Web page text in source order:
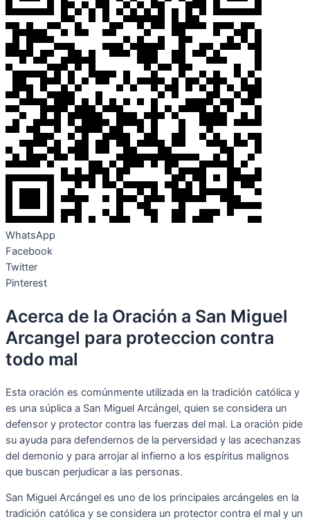
WhatsApp
Facebook
Twitter
Pinterest
Acerca de la Oración a San Miguel
Arcangel para proteccion contra
todo mal
Esta oración es comúnmente utilizada en la tradición católica y
es una súplica a San Miguel Arcángel, quien se considera un
defensor y protector contra las fuerzas del mal. La oración pide
su ayuda para defendernos de la perversidad y las acechanzas
del demonio y para arrojar al infierno a los espíritus malignos
que buscan perjudicar a las personas.
San Miguel Arcángel es uno de los principales arcángeles en la
tradición católica y se considera un protector contra el mal y un